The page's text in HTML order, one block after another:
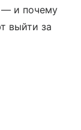
— и почему
выйти за